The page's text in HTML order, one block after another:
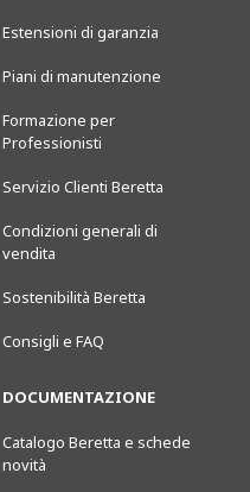
Estensioni di garanzia
Piani di manutenzione
Formazione per
Professionisti
Servizio Clienti Beretta
Condizioni generali di
vendita
Sostenibilità Beretta
Consigli e FAQ
DOCUMENTAZIONE
Catalogo Beretta e schede
novità